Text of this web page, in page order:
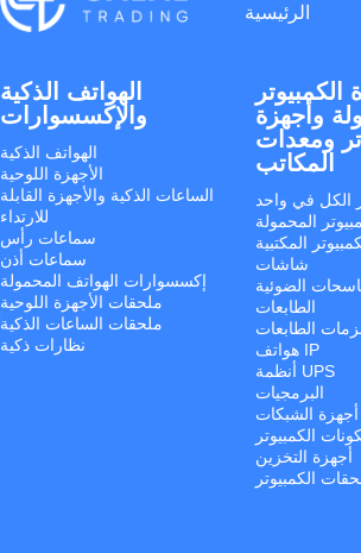
الرئيسية
الهواتف الذكية
والإكسسوارات
الهواتف الذكية
الأجهزة اللوحية
الساعات الذكية والأجهزة القابلة
للارتداء
سماعات رأس
سماعات أذن
إكسسوارات الهواتف المحمولة
ملحقات الأجهزة اللوحية
ملحقات الساعات الذكية
نظارات ذكية
الكمبيوتر
وأجهزة
ومعدات
المكاتب
الكل في واحد
المحمولة
المكتبية
شاشات
الضوئية
الطابعات
الطابعات
هواتف IP
أنظمة UPS
البرمجيات
أجهزة الشبكات
الكمبيوتر
أجهزة التخزين
الكمبيوتر